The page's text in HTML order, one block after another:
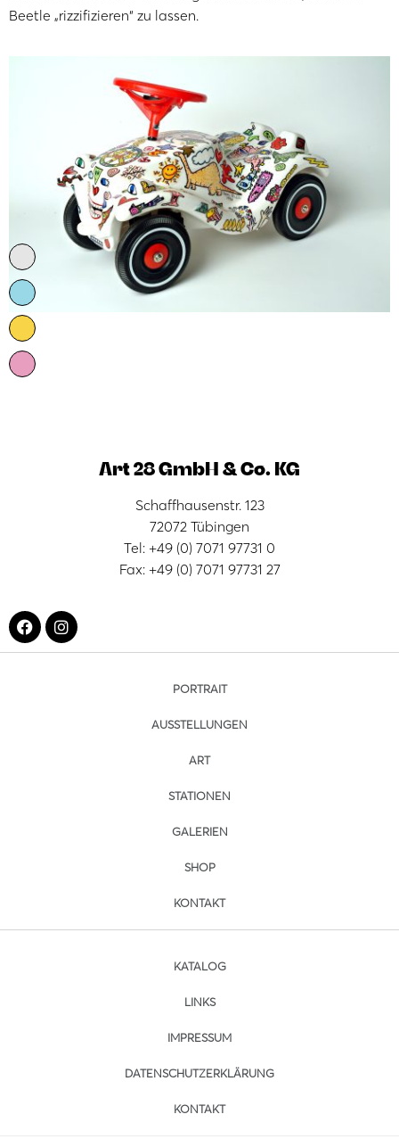
Beetle „rizzifizieren“ zu lassen.
Art 28 GmbH & Co. KG
Schaffhausenstr. 123
72072 Tübingen
Tel: +49 (0) 7071 97731 0
Fax: +49 (0) 7071 97731 27
PORTRAIT
AUSSTELLUNGEN
ART
STATIONEN
GALERIEN
SHOP
KONTAKT
KATALOG
LINKS
IMPRESSUM
DATENSCHUTZERKLÄRUNG
KONTAKT